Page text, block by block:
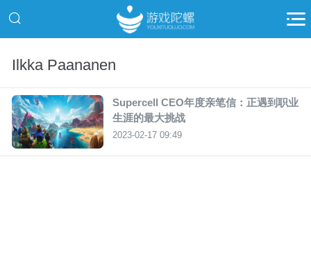
Ilkka Paananen
Supercell CEO年度亲笔信：正遇到职业
生涯的最大挑战
2023-02-17 09:49